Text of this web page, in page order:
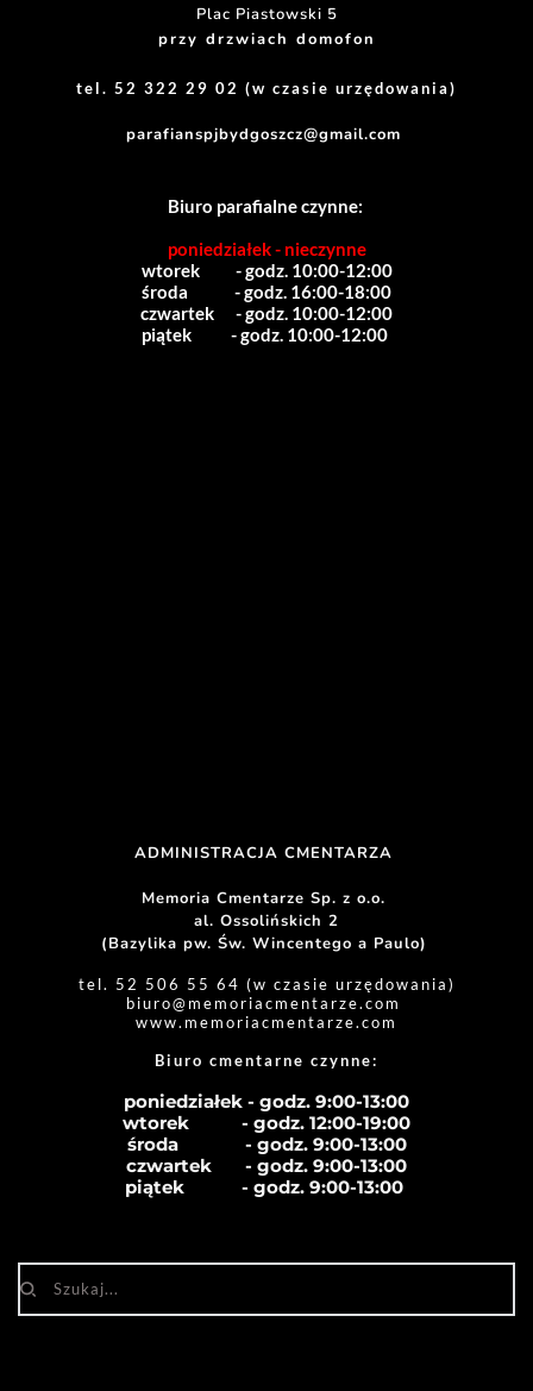
Plac Piastowski 5
przy drzwiach domofon
tel. 52 322 29 02 (w czasie urzędowania)
parafianspjbydgoszcz@gmail.com
Biuro parafialne czynne:
poniedziałek - nieczynne
wtorek          - godz. 10:00-12:00
środa             - godz. 16:00-18:00
czwartek      - godz. 10:00-12:00
piątek           - godz. 10:00-12:00
ADMINISTRACJA CMENTARZA
Memoria Cmentarze Sp. z o.o.
al. Ossolińskich 2
(Bazylika pw. Św. Wincentego a Paulo)
tel. 52 506 55 64 (w czasie urzędowania)
biuro@memoriacmentarze.com
www.memoriacmentarze.com
Biuro cmentarne czynne:
poniedziałek - godz. 9:00-13:00
wtorek           - godz. 12:00-19:00
środa              - godz. 9:00-13:00
czwartek       - godz. 9:00-13:00
piątek            - godz. 9:00-13:00